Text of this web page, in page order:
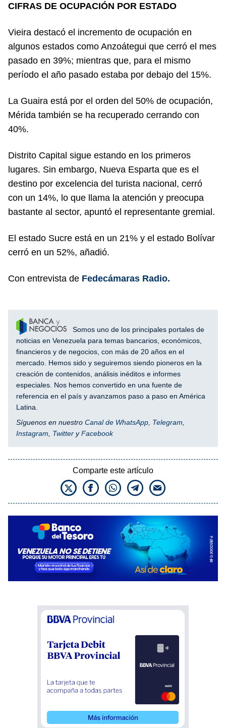
CIFRAS DE OCUPACIÓN POR ESTADO
Vieira destacó el incremento de ocupación en
algunos estados como Anzoátegui que cerró el mes
pasado en 39%; mientras que, para el mismo
período el año pasado estaba por debajo del 15%.
La Guaira está por el orden del 50% de ocupación,
Mérida también se ha recuperado cerrando con
40%.
Distrito Capital sigue estando en los primeros
lugares. Sin embargo, Nueva Esparta que es el
destino por excelencia del turista nacional, cerró
con un 14%, lo que llama la atención y preocupa
bastante al sector, apuntó el representante gremial.
El estado Sucre está en un 21% y el estado Bolívar
cerró en un 52%, añadió.
Con entrevista de Fedecámaras Radio.
Somos uno de los principales portales de
noticias en Venezuela para temas bancarios, económicos,
financieros y de negocios, con más de 20 años en el
mercado. Hemos sido y seguiremos siendo pioneros en la
creación de contenidos, análisis inéditos e informes
especiales. Nos hemos convertido en una fuente de
referencia en el país y avanzamos paso a paso en América
Latina.
Síguenos en nuestro Canal de WhatsApp Telegram
Instagram
Twitter yFacebook
Comparte este artículo